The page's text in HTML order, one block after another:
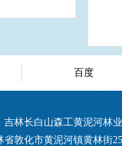
百度
吉林长白山森工黄泥河林
省敦化市黄泥河镇黄林街